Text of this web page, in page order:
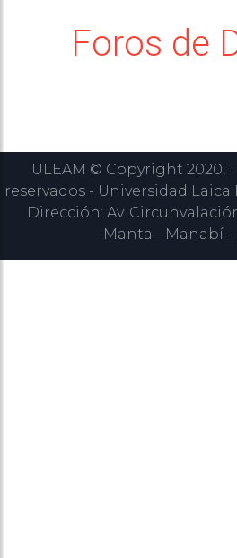
Foros de
ULEAM © Copyright 2020,
reservados - Universidad
Dirección: Av.
Manta - Manabí -